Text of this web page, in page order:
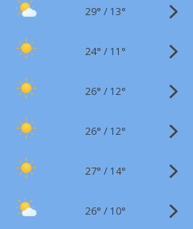
29° / 13°
24° / 11°
26° / 12°
26° / 12°
27° / 14°
26° / 10°